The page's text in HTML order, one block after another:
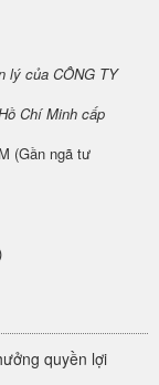
lý của CÔNG TY
Chí Minh cấp
(Gần ngã tư
quyền lợi